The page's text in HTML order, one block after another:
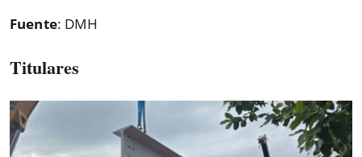
Fuente: DMH
Titulares